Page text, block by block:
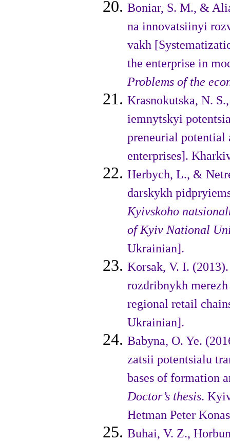
Boniar, S. M., &
na innovatsiinyi
vakh
the enterprise in
Problems of the
Krasnokutska, N.
iemnytskyi
preneurial potential
enterprises].
Herbych, L., &
darskykh
Kyivskoho
of Kyiv National
Ukrainian].
Korsak, V. I.
rozdribnykh
regional retail
Ukrainian].
Babyna, O. Ye.
zatsii potentsialu
bases of formation
Doctor’s thesis.
Hetman Peter
Buhai, V. Z.,